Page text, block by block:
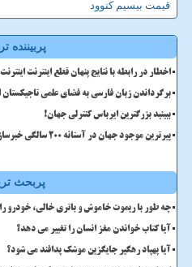
قیمت بیسیم کنوود
پربیننده
اخطار در رابطه با نتایج پنهان قطع اینترنت
برگرداندن زبان فارسی به فضای علمی تاجیکستان
ببینید بزرگترین ایرباس کنترلی جهان!
پیرترین موجود جهان در آستانه ۲۰۰ سالگی خبرساز شد
پربحث
چه طور با ریموت خاموش و باتری خالی، خودرو را
آیا کتاب خواندن مغز انسان را تغییر می دهد؟
آیا پهپاد رهگیر جایگزین موشک پدافند می شود؟